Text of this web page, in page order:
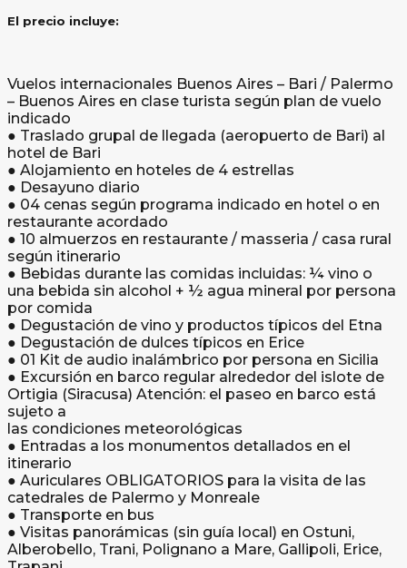
El precio incluye:
Vuelos internacionales Buenos Aires – Bari / Palermo
– Buenos Aires en clase turista según plan de vuelo
indicado
● Traslado grupal de llegada (aeropuerto de Bari) al
hotel de Bari
● Alojamiento en hoteles de 4 estrellas
● Desayuno diario
● 04 cenas según programa indicado en hotel o en
restaurante acordado
● 10 almuerzos en restaurante / masseria / casa rural
según itinerario
● Bebidas durante las comidas incluidas: ¼ vino o
una bebida sin alcohol + ½ agua mineral por persona
por comida
● Degustación de vino y productos típicos del Etna
● Degustación de dulces típicos en Erice
● 01 Kit de audio inalámbrico por persona en Sicilia
● Excursión en barco regular alrededor del islote de
Ortigia (Siracusa) Atención: el paseo en barco está
sujeto a
las condiciones meteorológicas
● Entradas a los monumentos detallados en el
itinerario
● Auriculares OBLIGATORIOS para la visita de las
catedrales de Palermo y Monreale
● Transporte en bus
● Visitas panorámicas (sin guía local) en Ostuni,
Alberobello, Trani, Polignano a Mare, Gallipoli, Erice,